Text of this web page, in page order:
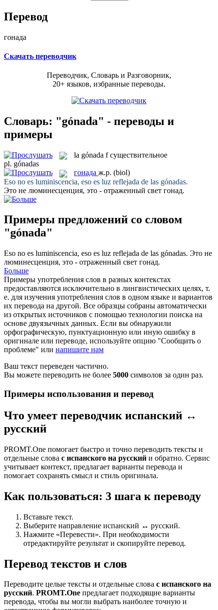
Перевод
гонада
Скачать переводчик
Переводчик, Словарь и Разговорник,
20+ языков, избранные переводы.
Словарь: "gónada" - переводы и
примеры
la gónada f существительное
pl. gónadas
гонада ж.р. (biol)
Eso no es luminiscencia, eso es luz reflejada de las gónadas.
Это не люминесценция, это - отраженный свет гонад.
Примеры предложений со словом
"gónada"
Eso no es luminiscencia, eso es luz reflejada de las gónadas. Это не
люминесценция, это - отраженный свет гонад.
Больше
Примеры употребления слов в разных контекстах
предоставляются исключительно в лингвистических целях, т.
е. для изучения употребления слов в одном языке и вариантов
их перевода на другой. Все образцы собраны автоматически
из открытых источников с помощью технологии поиска на
основе двуязычных данных. Если вы обнаружили
орфографическую, пунктуационную или иную ошибку в
оригинале или переводе, используйте опцию "Сообщить о
проблеме" или напишите нам
Ваш текст переведен частично.
Вы можете переводить не более 5000 символов за один раз.
Примеры использования и перевод
Что умеет переводчик испанский ↔
русский
PROMT.One помогает быстро и точно переводить тексты и
отдельные слова с испанского на русский и обратно. Сервис
учитывает контекст, предлагает варианты перевода и
помогает сохранять смысл и стиль оригинала.
Как пользоваться: 3 шага к переводу
Вставьте текст.
Выберите направление испанский ↔ русский.
Нажмите «Перевести». При необходимости
отредактируйте результат и скопируйте перевод.
Перевод текстов и слов
Переводите целые тексты и отдельные слова с испанского на
русский. PROMT.One предлагает подходящие варианты
перевода, чтобы вы могли выбрать наиболее точную и